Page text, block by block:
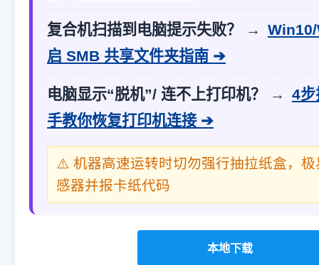
复合机扫描到电脑提示失败？ →
启 SMB 共享文件夹指南 ➔
电脑显示“脱机”/ 连不上打印机？ →
4步
手教你恢复打印机连接 ➔
⚠️ 机器高速运转时切勿强行抽拉纸盒，
感器并报卡纸代码
本地下载